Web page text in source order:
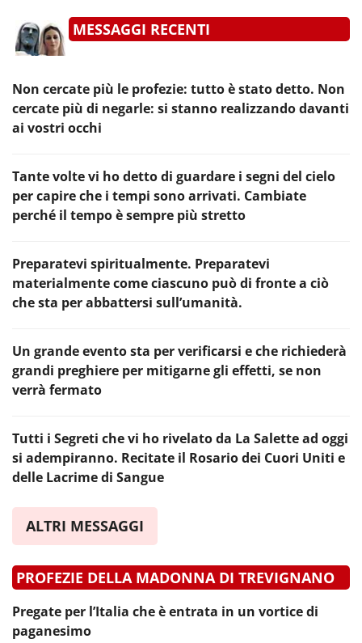
MESSAGGI RECENTI
Non cercate più le profezie: tutto è stato detto. Non
cercate più di negarle: si stanno realizzando davanti
ai vostri occhi
Tante volte vi ho detto di guardare i segni del cielo
per capire che i tempi sono arrivati. Cambiate
perché il tempo è sempre più stretto
Preparatevi spiritualmente. Preparatevi
materialmente come ciascuno può di fronte a ciò
che sta per abbattersi sull’umanità.
Un grande evento sta per verificarsi e che richiederà
grandi preghiere per mitigarne gli effetti, se non
verrà fermato
Tutti i Segreti che vi ho rivelato da La Salette ad oggi
si adempiranno. Recitate il Rosario dei Cuori Uniti e
delle Lacrime di Sangue
ALTRI MESSAGGI
PROFEZIE DELLA MADONNA DI TREVIGNANO
Pregate per l’Italia che è entrata in un vortice di
paganesimo